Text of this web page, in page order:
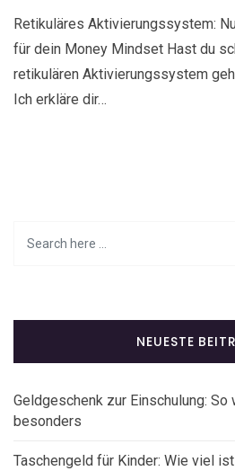
Retikuläres Aktivierungssystem:
für dein Money Mindset Hast du
retikulären Aktivierungssystem
Ich erkläre dir…
NEUESTE
Geldgeschenk zur Einschulung:
besonders
Taschengeld für Kinder: Wie viel